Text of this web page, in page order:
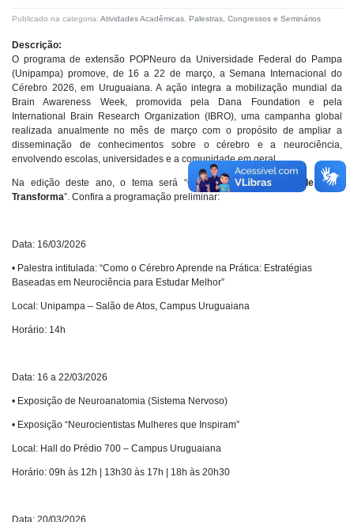
Publicado na categoria: Atividades Acadêmicas Palestras, Congressos e Seminários
Descrição:
O programa de extensão POPNeuro da Universidade Federal do Pampa
(Unipampa) promove, de 16 a 22 de março, a Semana Internacional do
Cérebro 2026, em Uruguaiana. A ação integra a mobilização mundial da
Brain Awareness Week, promovida pela Dana Foundation e pela
International Brain Research Organization (IBRO), uma campanha global
realizada anualmente no mês de março com o propósito de ampliar a
disseminação de conhecimentos sobre o cérebro e a neurociência,
envolvendo escolas, universidades e a comunidade em geral.
Na edição deste ano, o tema será “Como o Cérebro Aprende e se
Transforma”. Confira a programação preliminar:
Data: 16/03/2026
• Palestra intitulada: “Como o Cérebro Aprende na Prática: Estratégias
Baseadas em Neurociência para Estudar Melhor”
Local: Unipampa – Salão de Atos, Campus Uruguaiana
Horário: 14h
Data: 16 a 22/03/2026
• Exposição de Neuroanatomia (Sistema Nervoso)
• Exposição “Neurocientistas Mulheres que Inspiram”
Local: Hall do Prédio 700 – Campus Uruguaiana
Horário: 09h às 12h | 13h30 às 17h | 18h às 20h30
Data: 20/03/2026